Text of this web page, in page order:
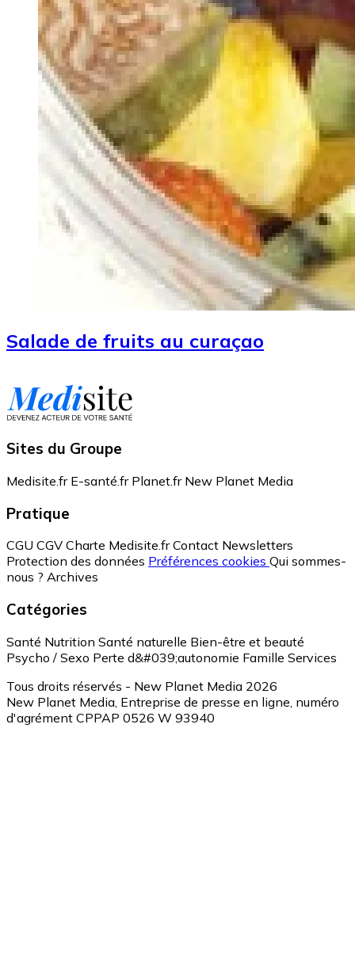
Salade de fruits au curaçao
Sites du Groupe
Medisite.fr E-santé.fr Planet.fr New Planet Media
Pratique
CGU CGV Charte Medisite.fr Contact Newsletters
Protection des données Préférences cookies Qui sommes-
nous ? Archives
Catégories
Santé Nutrition Santé naturelle Bien-être et beauté
Psycho / Sexo Perte d&#039;autonomie Famille Services
Tous droits réservés - New Planet Media 2026
New Planet Media, Entreprise de presse en ligne, numéro
d'agrément CPPAP 0526 W 93940